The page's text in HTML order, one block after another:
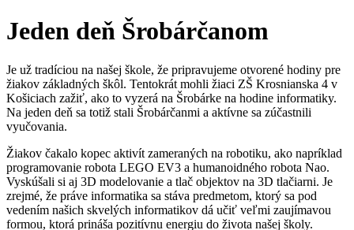
Jeden deň Šrobárčanom
Je už tradíciou na našej škole, že pripravujeme otvorené hodiny pre
žiakov základných škôl. Tentokrát mohli žiaci ZŠ Krosnianska 4 v
Košiciach zažiť, ako to vyzerá na Šrobárke na hodine informatiky.
Na jeden deň sa totiž stali Šrobárčanmi a aktívne sa zúčastnili
vyučovania.
Žiakov čakalo kopec aktivít zameraných na robotiku, ako napríklad
programovanie robota LEGO EV3 a humanoidného robota Nao.
Vyskúšali si aj 3D modelovanie a tlač objektov na 3D tlačiarni. Je
zrejmé, že práve informatika sa stáva predmetom, ktorý sa pod
vedením našich skvelých informatikov dá učiť veľmi zaujímavou
formou, ktorá prináša pozitívnu energiu do života našej školy.